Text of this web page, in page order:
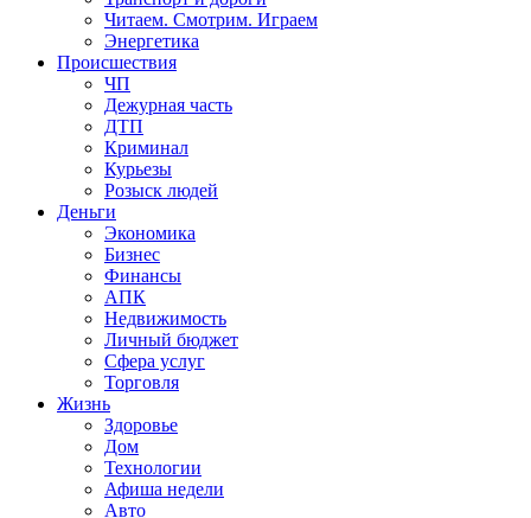
Читаем. Смотрим. Играем
Энергетика
Происшествия
ЧП
Дежурная часть
ДТП
Криминал
Курьезы
Розыск людей
Деньги
Экономика
Бизнес
Финансы
АПК
Недвижимость
Личный бюджет
Сфера услуг
Торговля
Жизнь
Здоровье
Дом
Технологии
Афиша недели
Авто